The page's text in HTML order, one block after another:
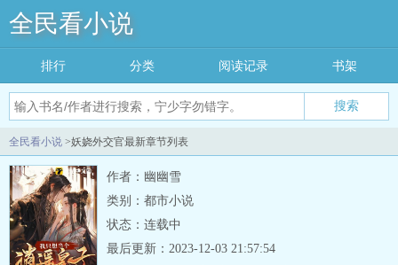
全民看小说
搜索
排行 分类 阅读记录 书架
全民看小说 >妖娆外交官最新章节列表
作者：幽幽雪
类别：都市小说
状态：连载中
最后更新：2023-12-03 21:57:54